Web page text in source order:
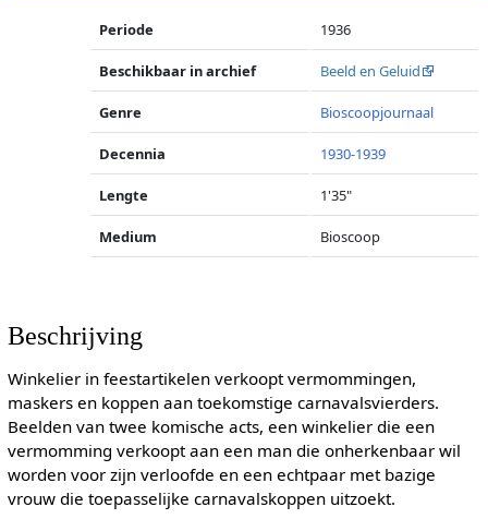
Periode 1936
Beschikbaar in archief Beeld en Geluid
Genre Bioscoopjournaal
Decennia 1930-1939
Lengte 1'35"
Medium Bioscoop
Beschrijving
Winkelier in feestartikelen verkoopt vermommingen,
maskers en koppen aan toekomstige carnavalsvierders.
Beelden van twee komische acts, een winkelier die een
vermomming verkoopt aan een man die onherkenbaar wil
worden voor zijn verloofde en een echtpaar met bazige
vrouw die toepasselijke carnavalskoppen uitzoekt.